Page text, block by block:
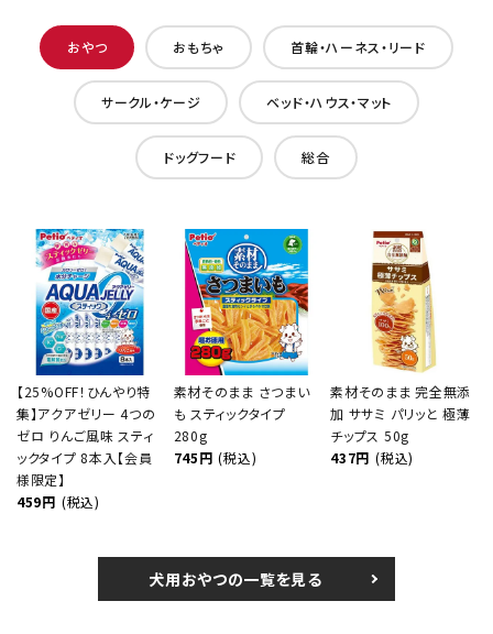
おやつ おもちゃ 首輪・ハーネス・リード
サークル・ケージ ベッド・ハウス・マット
ドッグフード 総合
【25%OFF！ひんやり特
集】アクアゼリー 4つの
ゼロ りんご風味 スティ
ックタイプ 8本入【会員
様限定】
459円 (税込)
素材そのまま さつまい
も スティックタイプ
280g
745円 (税込)
素材そのまま 完全無添
加 ササミ パリッと 極薄
チップス 50g
437円 (税込)
犬用おやつの一覧を見る